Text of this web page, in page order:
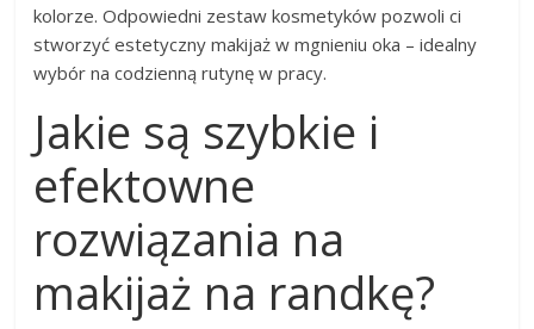
kolorze. Odpowiedni zestaw kosmetyków pozwoli ci
stworzyć estetyczny makijaż w mgnieniu oka – idealny
wybór na codzienną rutynę w pracy.
Jakie są szybkie i
efektowne
rozwiązania na
makijaż na randkę?